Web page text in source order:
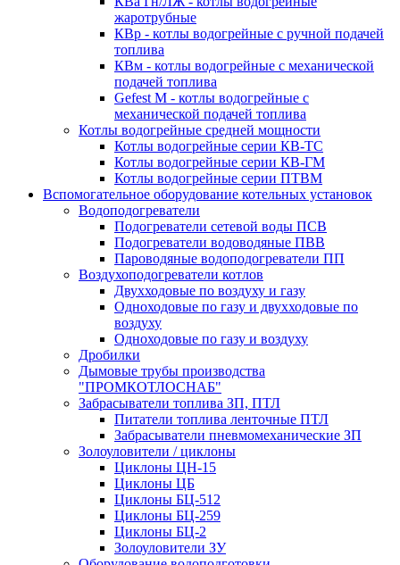
жаротрубные
КВр - котлы водогрейные с ручной подачей
топлива
КВм - котлы водогрейные с механической
подачей топлива
Gefest M - котлы водогрейные с
механической подачей топлива
Котлы водогрейные средней мощности
Котлы водогрейные серии КВ-ТС
Котлы водогрейные серии КВ-ГМ
Котлы водогрейные серии ПТВМ
Вспомогательное оборудование котельных установок
Водоподогреватели
Подогреватели сетевой воды ПСВ
Подогреватели водоводяные ПВВ
Пароводяные водоподогреватели ПП
Воздухоподогреватели котлов
Двухходовые по воздуху и газу
Одноходовые по газу и двухходовые по
воздуху
Одноходовые по газу и воздуху
Дробилки
Дымовые трубы производства
"ПРОМКОТЛОСНАБ"
Забрасыватели топлива ЗП, ПТЛ
Питатели топлива ленточные ПТЛ
Забрасыватели пневмомеханические ЗП
Золоуловители / циклоны
Циклоны ЦН-15
Циклоны ЦБ
Циклоны БЦ-512
Циклоны БЦ-259
Циклоны БЦ-2
Золоуловители ЗУ